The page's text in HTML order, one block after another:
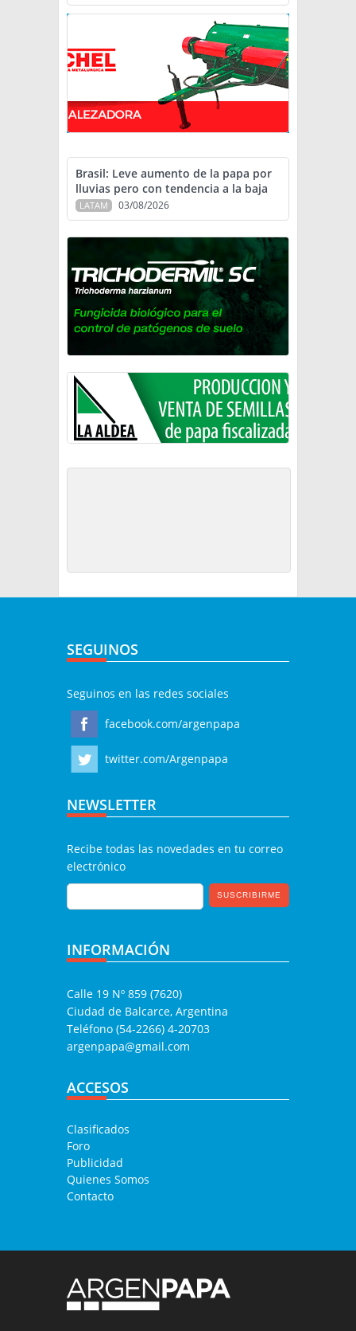
Brasil: Leve aumento de la papa por
lluvias pero con tendencia a la baja
LATAM 03/08/2026
SEGUINOS
Seguinos en las redes sociales
facebook.com/argenpapa
twitter.com/Argenpapa
NEWSLETTER
Recibe todas las novedades en tu correo
electrónico
INFORMACIÓN
Calle 19 Nº 859 (7620)
Ciudad de Balcarce, Argentina
Teléfono (54-2266) 4-20703
argenpapa@gmail.com
ACCESOS
Clasificados
Foro
Publicidad
Quienes Somos
Contacto